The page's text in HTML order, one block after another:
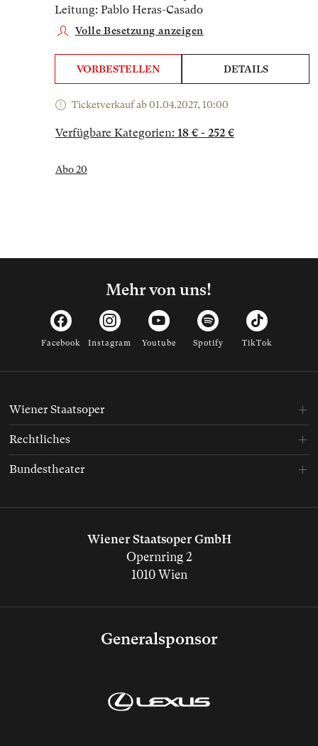
Leitung: Pablo Heras-Casado
Volle Besetzung anzeigen
VORBESTELLEN DETAILS
Ticketverkauf ab 01.04.2027, 10:00
Verfügbare Kategorien: 18 € - 252 €
Abo 20
Mehr von uns!
Facebook Instagram Youtube Spotify TikTok
Generalsponsor
Wiener Staatsoper GmbH
Opernring 2
1010 Wien
Wiener Staatsoper
Rechtliches
Bundestheater